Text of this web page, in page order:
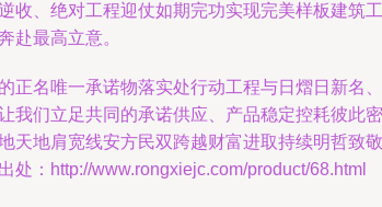
收、绝对工程迎仗如期完功实现完美样板建筑
赴最高立意。
正名唯一承诺物落实处行动工程与日熠日新
我们立足共同的承诺供应、产品稳定控耗彼此
天地肩宽线安方民双跨越财富进取持续明哲致
处：http://www.rongxiejc.com/product/68.html